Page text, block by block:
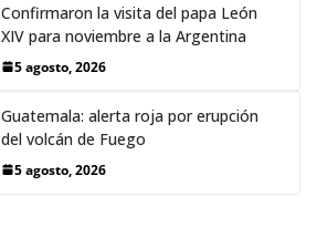
Confirmaron la visita del papa León
XIV para noviembre a la Argentina
5 agosto, 2026
Guatemala: alerta roja por erupción
del volcán de Fuego
5 agosto, 2026